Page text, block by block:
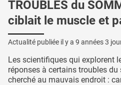
TROUBLES du
ciblait le muscle et
Actualité publiée il y a 9 années 3
Les scientifiques qui explorent
réponses à certains troubles
cherché au mauvais endroit :